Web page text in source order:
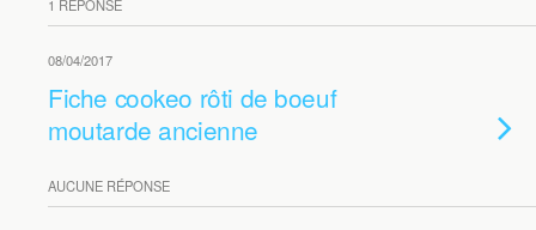
1 RÉPONSE
08/04/2017
Fiche cookeo rôti de boeuf
moutarde ancienne
AUCUNE RÉPONSE